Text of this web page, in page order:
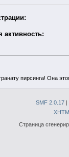
активность:
пирсинга! Она
SMF 2.0.17 |
Страница